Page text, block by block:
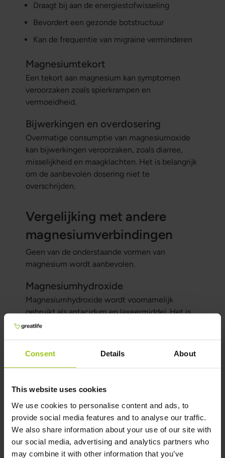
Consent Details About
This website uses cookies
We use cookies to personalise content and ads, to
provide social media features and to analyse our traffic.
We also share information about your use of our site with
our social media, advertising and analytics partners who
may combine it with other information that you’ve
Draagt bij aan de energiestofwisseling
Bevordert een gezonde botstructuur
Kan de frequentie van migraine verminderen
Magnesiumtekort
Een tekort aan magnesium kan symptomen
veroorzaken zoals spierkrampen en
vermoeidheid.
Bijwerkingen en overdosering
Overmatige consumptie van magnesiumoxide
kan bijwerkingen veroorzaken, zoals diarree,
misselijkheid en maagklachten. Het is belangrijk
om de aanbevolen dosering niet te
overschrijden.
Vergelijking met andere
magnesiumverbindingen
Geen van de onderstaande vormen van
magnesium wordt aanbevolen.
Magnesiumhydroxide
Magnesiumhydroxide wordt voornamelijk
gebruikt als antacidum en laxeermiddel. Het is
minder oplosbaar in water dan magnesiumoxide
Magnesiumcarbonaat
minder geconcentreerd dan magnesiumoxide.
Magnesiumsulfaat
Magnesiumsulfaat, ook wel bekend als
Epsomzout, wordt gebruikt als laxeermiddel en